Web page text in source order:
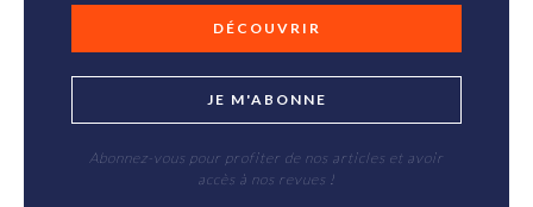
DÉCOUVRIR
JE M'ABONNE
Abonnez-vous pour profiter de nos articles et avoir
accès à nos revues !